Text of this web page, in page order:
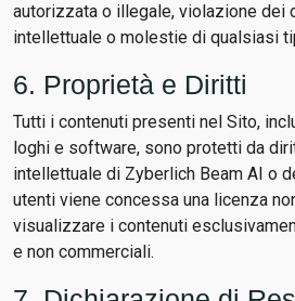
autorizzata o illegale, violazione dei
intellettuale o molestie di qualsiasi
6. Proprietà e Diritti
Tutti i contenuti presenti nel Sito,
loghi e software, sono protetti da
intellettuale di Zyberlich Beam AI o
utenti viene concessa una licenza
visualizzare i contenuti
e non commerciali.